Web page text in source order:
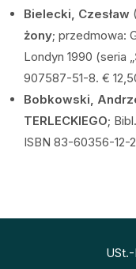
Bielecki, Czesław
żony; przedmowa:
Londyn 1990 (seria
907587-51-8. €
Bobkowski,
TERLECKIEGO;
ISBN 83-60356-12-